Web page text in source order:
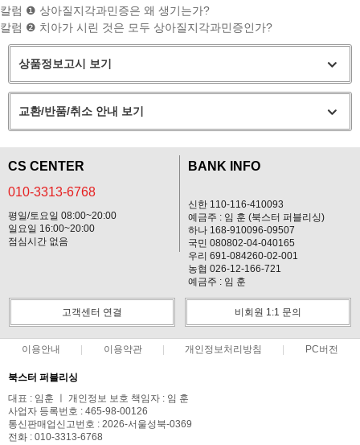
칼럼 ❶ 상아질지각과민증은 왜 생기는가?
칼럼 ❷ 치아가 시린 것은 모두 상아질지각과민증인가?
상품정보고시 보기
교환/반품/취소 안내 보기
CS CENTER
010-3313-6768
평일/토요일 08:00~20:00
일요일 16:00~20:00
점심시간 없음
BANK INFO
신한 110-116-410093
예금주 : 임 훈 (북스터 퍼블리싱)
하나 168-910096-09507
국민 080802-04-040165
우리 691-084260-02-001
농협 026-12-166-721
예금주 : 임 훈
고객센터 연결 비회원 1:1 문의
이용안내 이용약관 개인정보처리방침 PC버전
북스터 퍼블리싱
대표 : 임훈 ㅣ 개인정보 보호 책임자 : 임 훈
사업자 등록번호 : 465-98-00126
통신판매업신고번호 : 2026-서울성북-0369
전화 : 010-3313-6768